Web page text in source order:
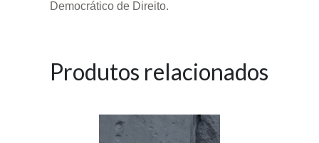
Democrático de Direito.
Produtos relacionados